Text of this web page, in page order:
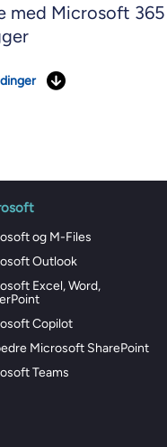
med Microsoft 365
og M-Files
Outlook
Excel, Word,
Copilot
Microsoft SharePoint
Teams